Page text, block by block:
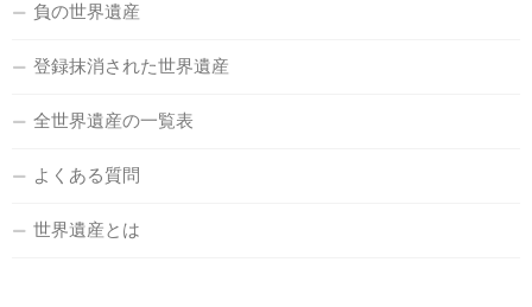
負の世界遺産
登録抹消された世界遺産
全世界遺産の一覧表
よくある質問
世界遺産とは